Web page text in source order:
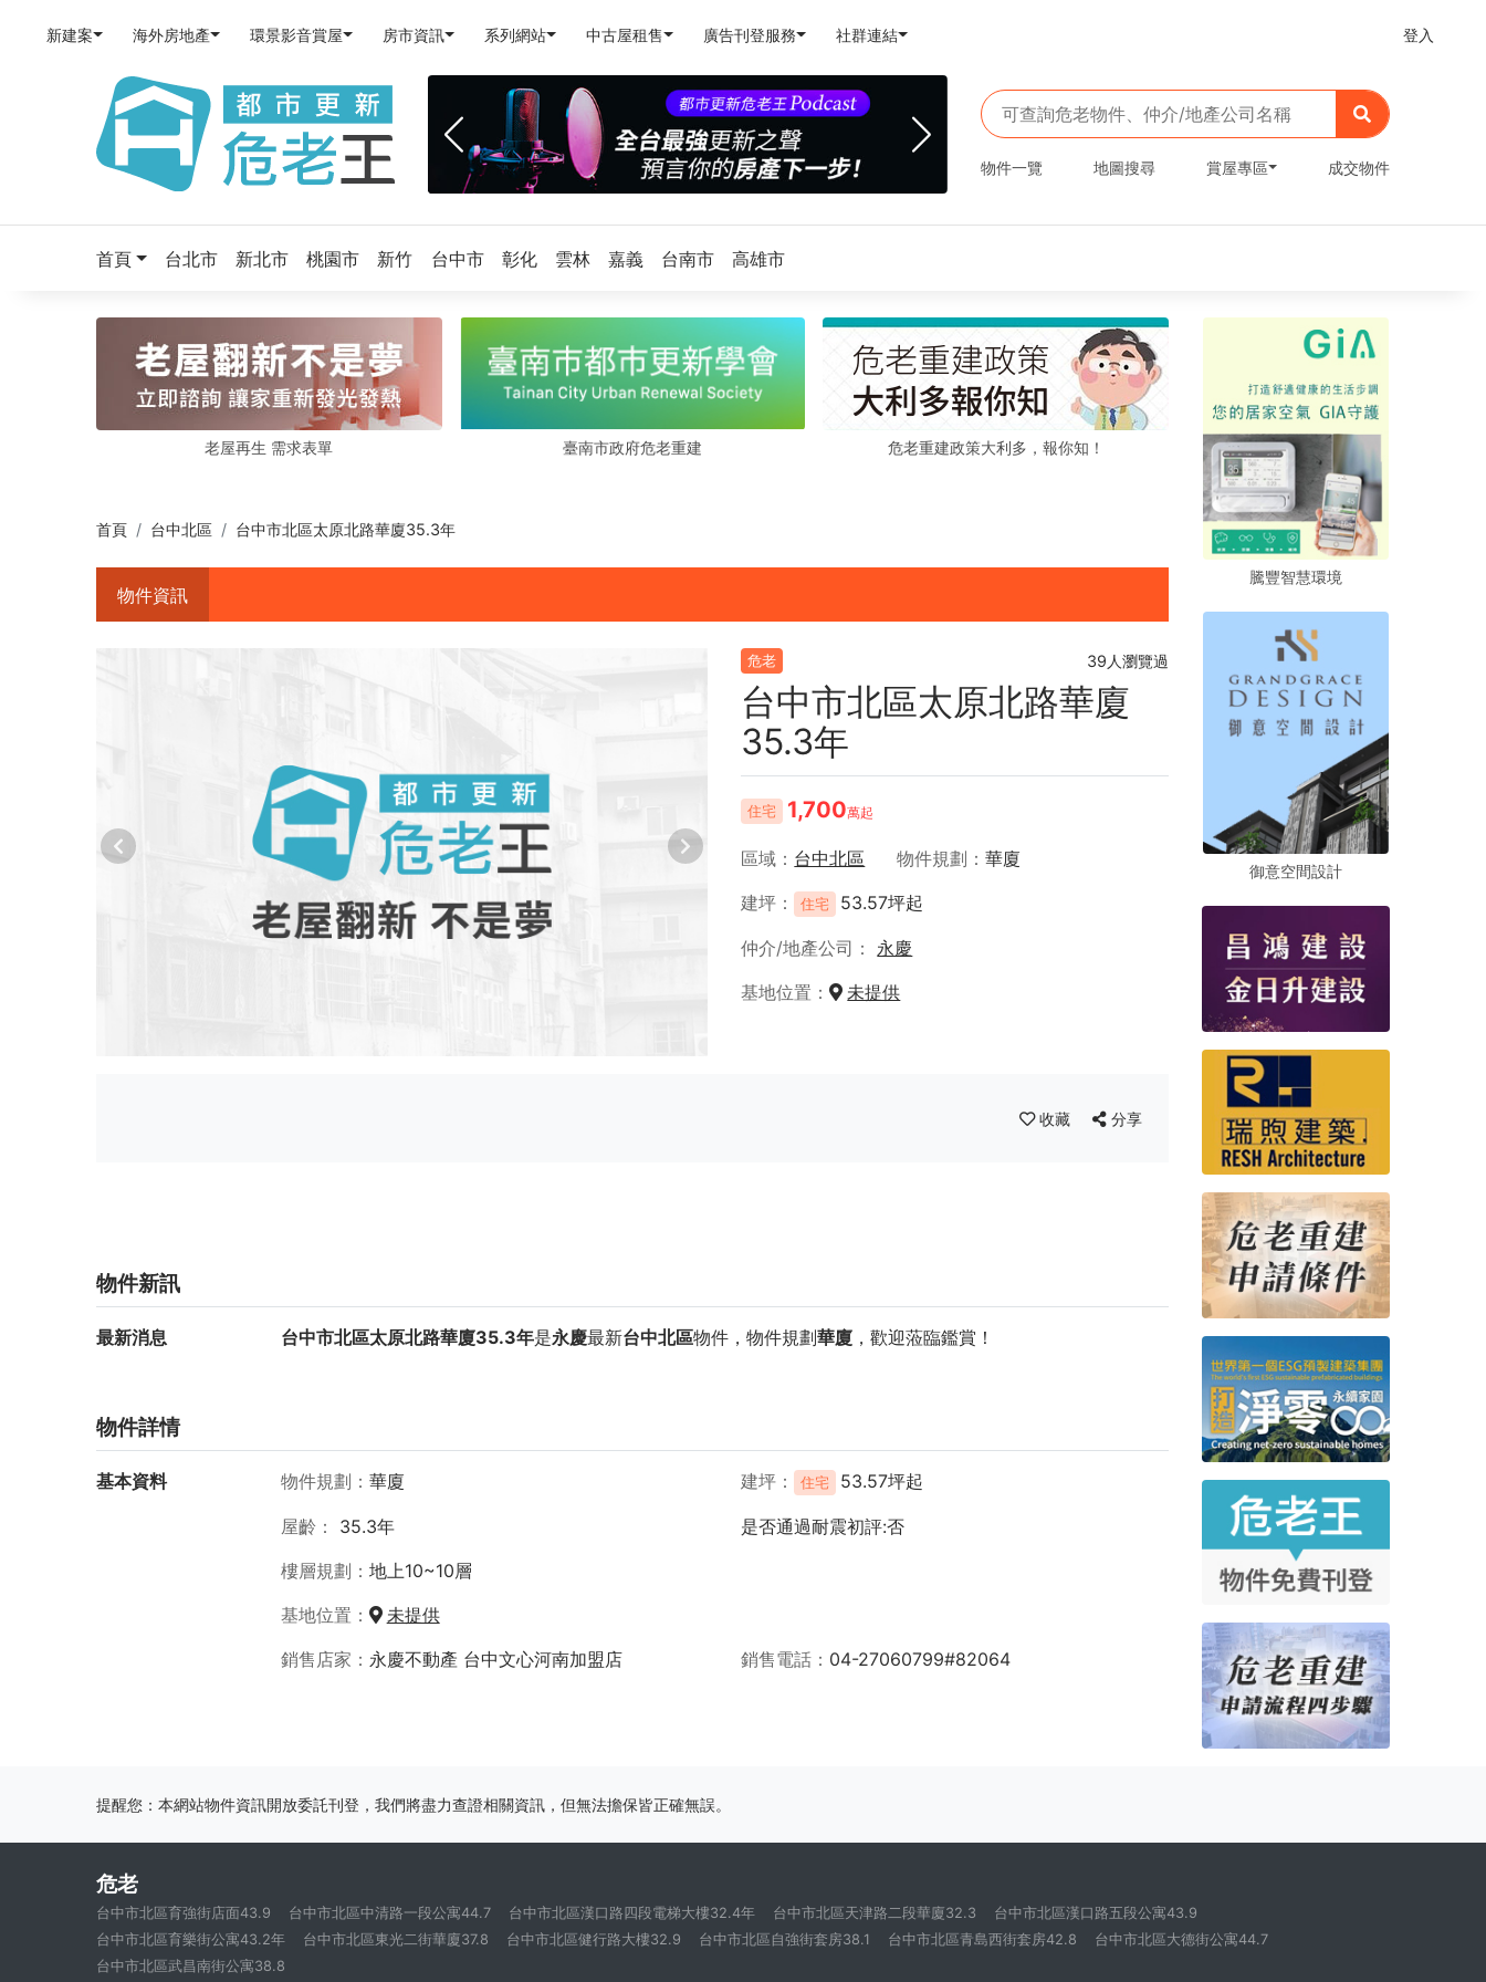
新建案 海外房地產 環景影音賞屋 房市資訊 系列網站 中古屋租售 廣告刊登服務 社群連結 登入
物件一覽 地圖搜尋 賞屋專區 成交物件
首頁 台北市 新北市 桃園市 新竹 台中市 彰化 雲林 嘉義 台南市 高雄市
老屋再生 需求表單 臺南市政府危老重建 危老重建政策大利多，報你知！
首頁 台中北區 台中市北區太原北路華廈35.3年
物件資訊
危老 39人瀏覽過
台中市北區太原北路華廈
35.3年
住宅 1,700萬起
區域 台中北區 物件規劃
華廈
建坪
住宅 53.57坪起
仲介/地產公司
永慶
基地位置
未提供
收藏 分享
物件新訊
最新消息 台中市北區太原北路華廈35.3年是永慶最新台中北區物件，物件規劃華廈，歡迎蒞臨鑑賞！
物件詳情
基本資料 物件規劃 華廈 建坪 住宅 53.57坪起
屋齡 35.3年
是否通過耐震初評:否
樓層規劃
地上10~10層
基地位置
未提供
銷售店家
永慶不動產 台中文心河南加盟店 銷售電話 04-27060799#82064
騰豐智慧環境
騰豐智慧環境
騰豐智慧環境
御意空間設計
御意空間設計
御意空間設計
提醒您：本網站物件資訊開放委託刊登，我們將盡力查證相關資訊，但無法擔保皆正確無誤。
危老
台中市北區育強街店面43.9 台中市北區中清路一段公寓44.7 台中市北區漢口路四段電梯大樓32.4年 台中市北區天津路二段華廈32.3
台中市北區漢口路五段公寓43.9
台中市北區育樂街公寓43.2年
台中市北區東光二街華廈37.8 台中市北區健行路大樓32.9 台中市北區自強街套房38.1 台中市北區青島西街套房42.8
台中市北區大德街公寓44.7
台中市北區武昌南街公寓38.8